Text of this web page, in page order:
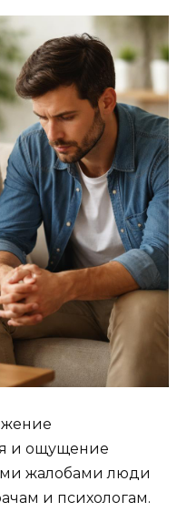
и ощущение
жалобами люди
и психологам.